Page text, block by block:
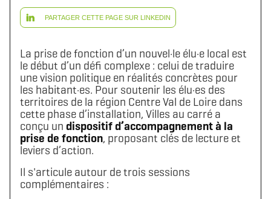
PARTAGER CETTE PAGE SUR LINKEDIN
La prise de fonction d’un nouvel·le élu·e local est
le début d’un défi complexe : celui de traduire
une vision politique en réalités concrètes pour
les habitant·es. Pour soutenir les élu·es des
territoires de la région Centre Val de Loire dans
cette phase d’installation, Villes au carré a
conçu un dispositif d’accompagnement à la
prise de fonction, proposant clés de lecture et
leviers d’action.
Il s'articule autour de trois sessions
complémentaires :